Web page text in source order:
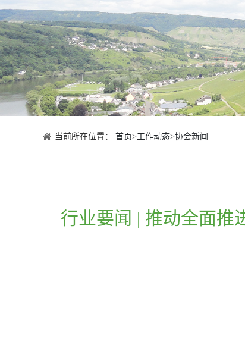
当前所在位置： 首页>工作动态>协会新闻
行业要闻 | 推动全面